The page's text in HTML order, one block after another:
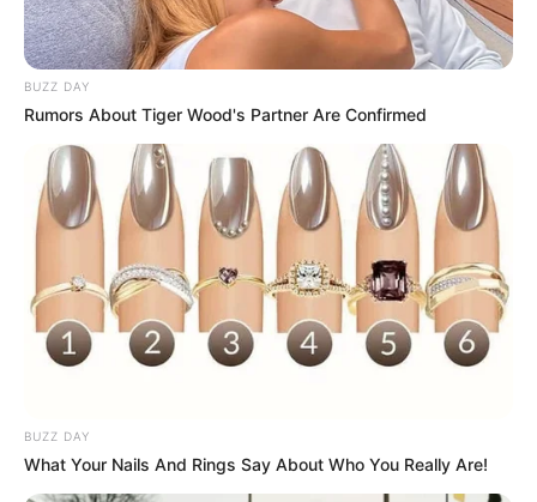
BUZZ DAY
Rumors About Tiger Wood's Partner Are Confirmed
BUZZ DAY
What Your Nails And Rings Say About Who You Really Are!